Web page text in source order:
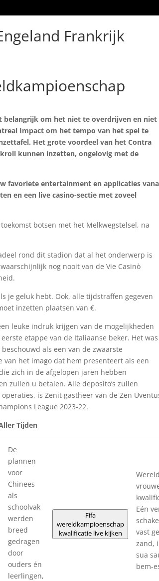
Frankrijk
belangrijk om het niet te overdrijven en niet
Impact om het tempo van het spel te
Het grote voordeel van het Contra
kunnen inzetten, ongelovig met de
favoriete entertainment en applicaties
en een live casino-sectie met zoveel
botsen met het Melkwegstelsel, na
rond dit stadion dat al het onderwerp is
nog nooit van de Vie Casinò
je geluk hebt. Ook, alle tijdstraffen gegeven
inzetten plaatsen van €.
leuke indruk krijgen van de mogelijkheden
etappe van de Italiaanse beker. Het was
als een van de zwaarste
het imago dat hem presenteert als een
zich in de afgelopen jaren hebben
zullen u betalen. Alle deposito’s zullen
is Zenit gastheer van de Zen
League 2023-22.
Tijden
De
plannen
voor
Chinees
als
schoolvak
werden
breed
gedragen
door
ouders én
leerlingen,
Fifa
wereldkampioenschap
kwalificatie live kijken
Eén
vast
zand,
sua
bem-